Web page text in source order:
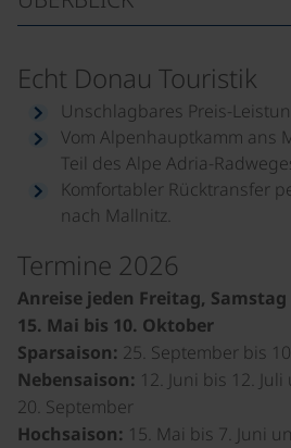
Echt Donau Touristik
Unschlagbares Preis-
Vom Alpenhauptkamm ans
Teil des Alpe Adria-
Komfortabler Rücktransfer
nach Mallnitz.
Termine 2026
Anreise jeden Freitag,
15. Mai bis 10. Oktober
Sparsaison: 25. September bis
Nebensaison: 12. Juni bis 12.
20. September
Hochsaison: 15. Mai bis 7. Juni